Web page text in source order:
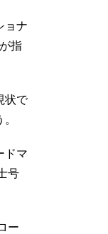
ョナ
指
状で
ドマ
号
ー